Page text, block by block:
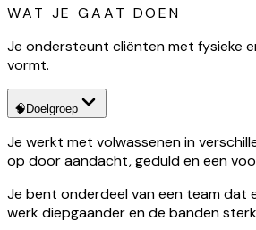
WAT JE GAAT DOEN
Je ondersteunt cliënten met fysieke
vormt.
🧠 Doelgroep
Je werkt met volwassenen in
op door aandacht, geduld en een
Je bent onderdeel van een team dat
werk diepgaander en de banden